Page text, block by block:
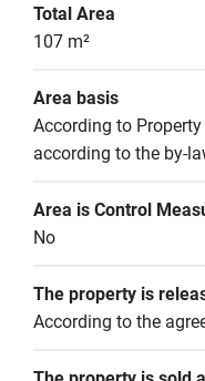
Total Area
107 m²
Area basis
According to
according to the by-
Area is Control
No
The property is
According to the